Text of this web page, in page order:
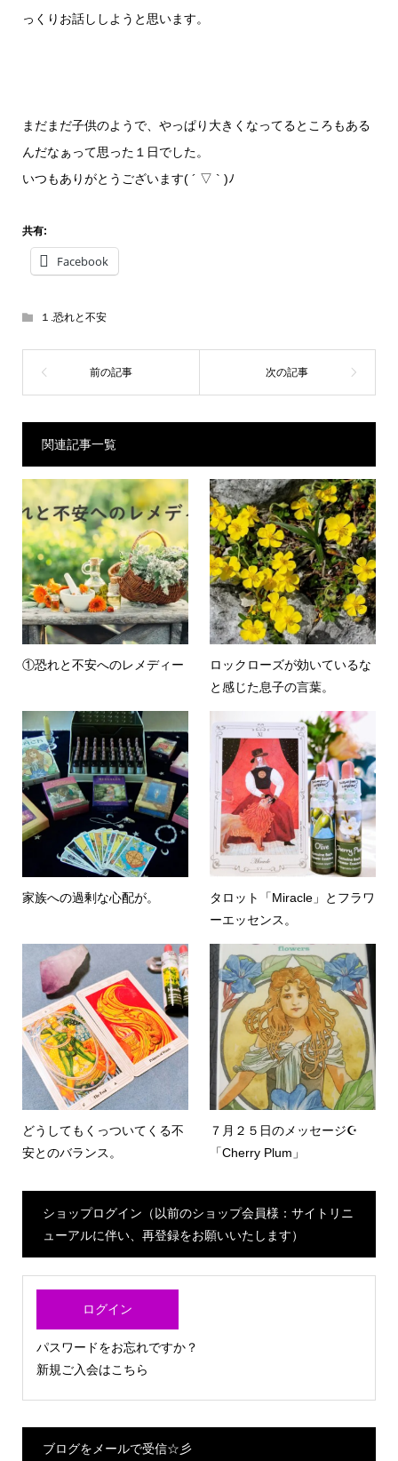
っくりお話ししようと思います。
まだまだ子供のようで、やっぱり大きくなってるところもある
んだなぁって思った１日でした。
いつもありがとうございます( ´ ▽ ` )ﾉ
共有:
Facebook
１.恐れと不安
関連記事一覧
①恐れと不安へのレメディー
ロックローズが効いているな
と感じた息子の言葉。
家族への過剰な心配が。
タロット「Miracle」とフラワ
ーエッセンス。
どうしてもくっついてくる不
安とのバランス。
７月２５日のメッセージ☪
「Cherry Plum」
ショップログイン（以前のショップ会員様：サイトリニ
ューアルに伴い、再登録をお願いいたします）
ログイン
パスワードをお忘れですか？
新規ご入会はこちら
ブログをメールで受信☆彡